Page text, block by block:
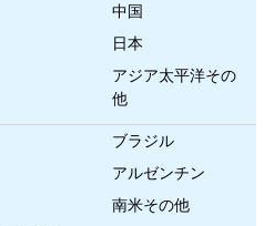
中国
日本
アジア太平洋その
他
ブラジル
アルゼンチン
南米その他